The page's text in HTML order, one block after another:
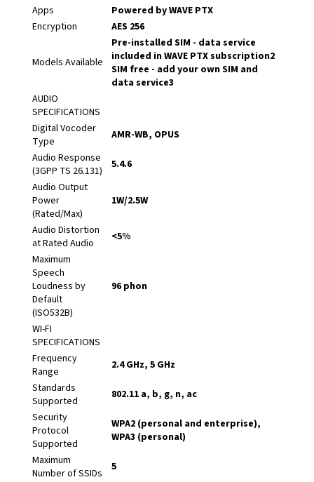
Apps
Powered by WAVE PTX
Encryption
AES 256
Models Available
Pre-installed SIM - data service
included in WAVE PTX subscription2
SIM free - add your own SIM and
data service3
AUDIO
SPECIFICATIONS
Digital Vocoder
Type
AMR-WB, OPUS
Audio Response
(3GPP TS 26.131)
5.4.6
Audio Output
Power
(Rated/Max)
1W/2.5W
Audio Distortion
at Rated Audio
<5%
Maximum
Speech
Loudness by
Default
(ISO532B)
96 phon
WI-FI
SPECIFICATIONS
Frequency
Range
2.4 GHz, 5 GHz
Standards
Supported
802.11 a, b, g, n, ac
Security
Protocol
Supported
WPA2 (personal and enterprise),
WPA3 (personal)
Maximum
Number of SSIDs
5